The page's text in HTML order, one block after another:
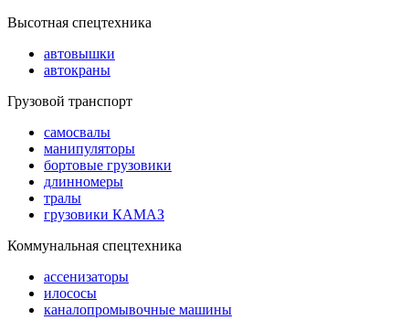
Высотная спецтехника
автовышки
автокраны
Грузовой транспорт
самосвалы
манипуляторы
бортовые грузовики
длинномеры
тралы
грузовики КАМАЗ
Коммунальная спецтехника
ассенизаторы
илососы
каналопромывочные машины